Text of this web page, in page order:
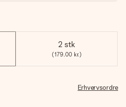
2 stk
(179,00 kr.)
Erhvervsordre